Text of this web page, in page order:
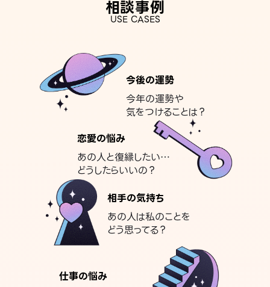
相談事例
USE CASES
今後の運勢
今年の運勢や
気をつけることは？
恋愛の悩み
あの人と復縁したい…
どうしたらいいの？
相手の気持ち
あの人は私のことを
どう思ってる？
仕事の悩み